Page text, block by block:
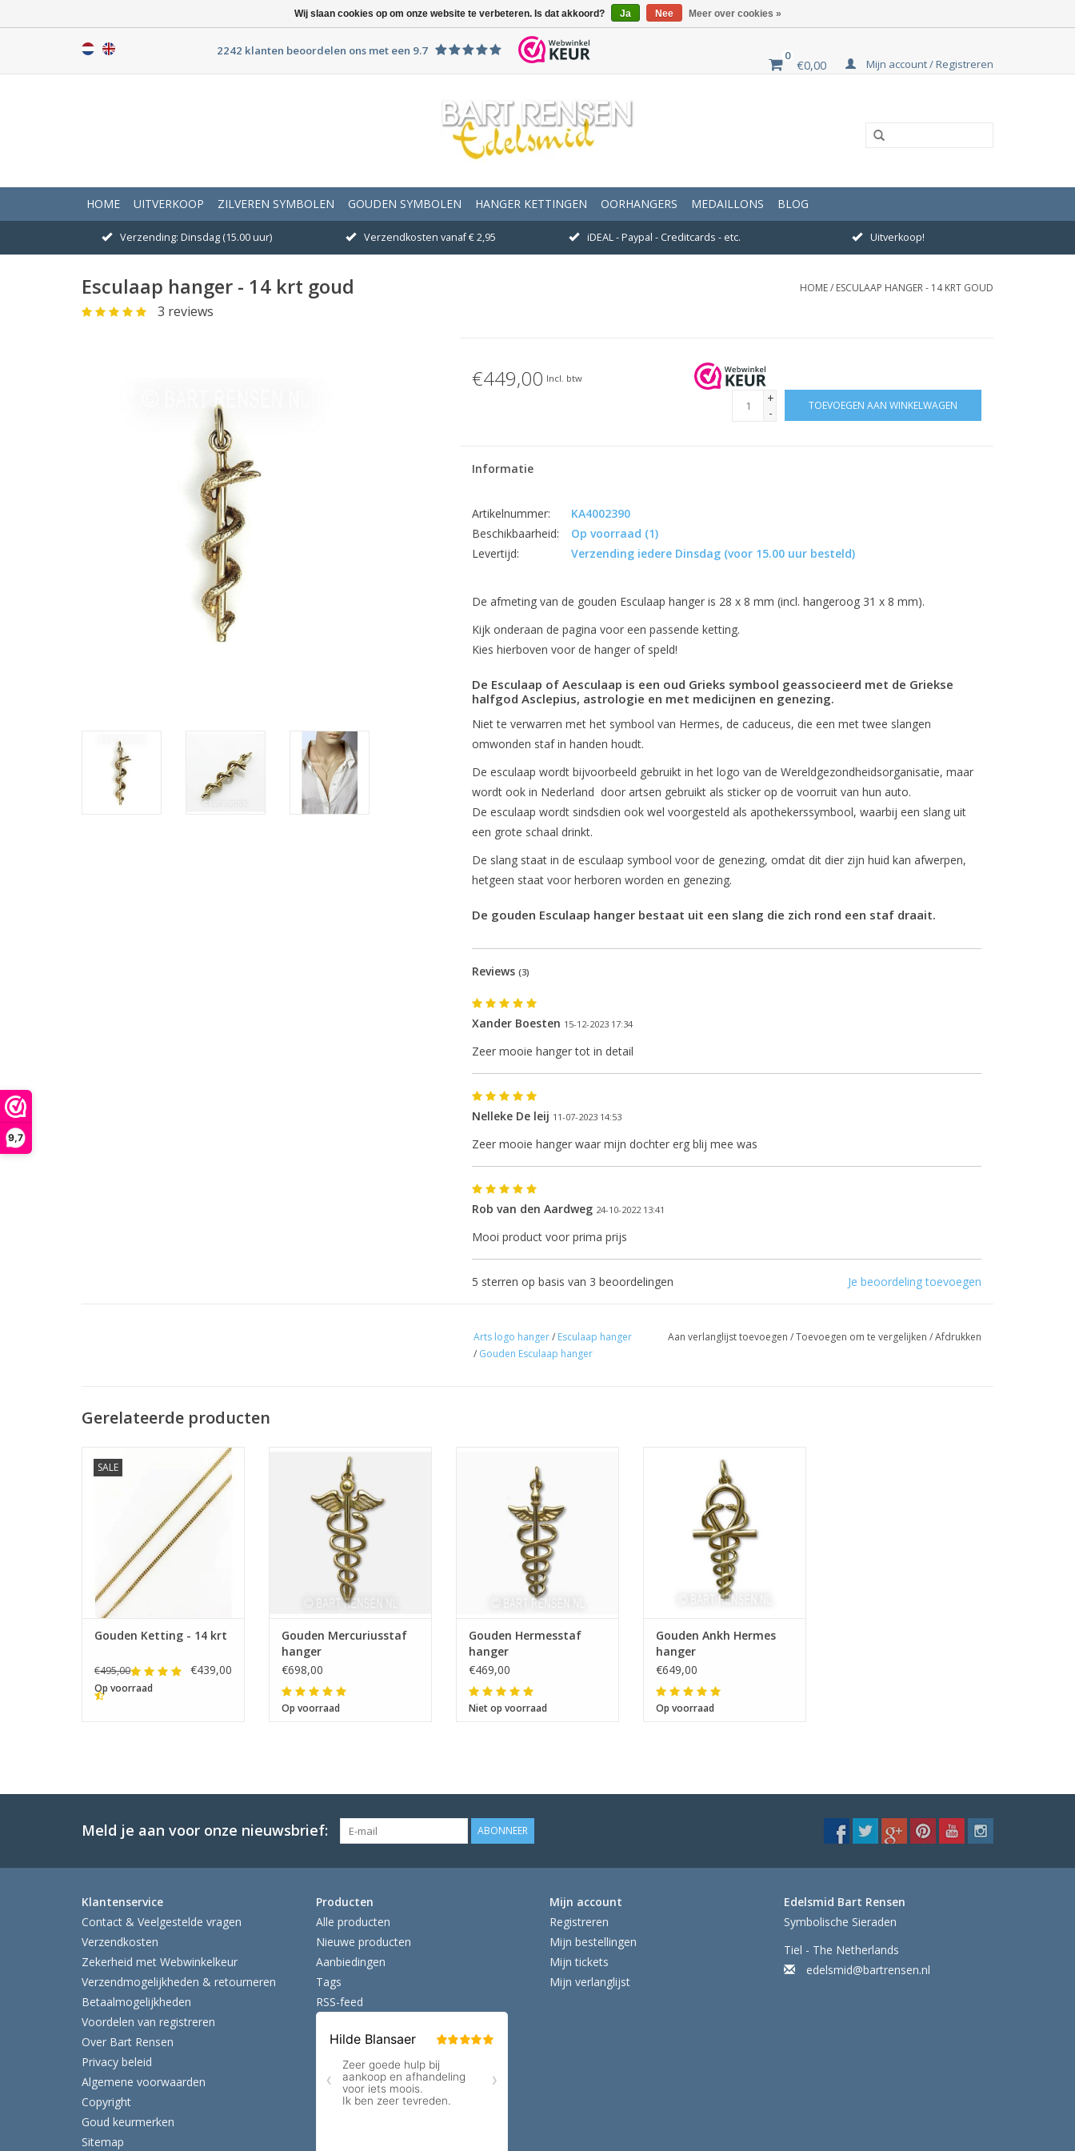
9,7
2242 klanten beoordelen ons met een 9.7 0
€0,00 Mijn account / Registreren
HOME UITVERKOOP ZILVEREN SYMBOLEN GOUDEN SYMBOLEN HANGER KETTINGEN OORHANGERS MEDAILLONS BLOG
Verzending: Dinsdag (15.00 uur) Verzendkosten vanaf € 2,95 iDEAL - Paypal - Creditcards - etc. Uitverkoop!
Esculaap hanger - 14 krt goud
3 reviews
HOME/ ESCULAAP HANGER - 14 KRT GOUD
€449,00 Incl. btw
+
-
TOEVOEGEN AAN WINKELWAGEN
Informatie
Artikelnummer:
KA4002390
Beschikbaarheid:
Op voorraad (1)
Levertijd:
Verzending iedere Dinsdag (voor 15.00 uur besteld)
De afmeting van de gouden Esculaap hanger is 28 x 8 mm (incl. hangeroog 31 x 8 mm).
Kijk onderaan de pagina voor een passende ketting.
Kies hierboven voor de hanger of speld!
De Esculaap of Aesculaap is een oud Grieks symbool geassocieerd met de Griekse
halfgod Asclepius, astrologie en met medicijnen en genezing.
Niet te verwarren met het symbool van Hermes, de caduceus, die een met twee slangen
omwonden staf in handen houdt.
De esculaap wordt bijvoorbeeld gebruikt in het logo van de Wereldgezondheidsorganisatie, maar
wordt ook in Nederland door artsen gebruikt als sticker op de voorruit van hun auto.
De esculaap wordt sindsdien ook wel voorgesteld als apothekerssymbool, waarbij een slang uit
een grote schaal drinkt.
De slang staat in de esculaap symbool voor de genezing, omdat dit dier zijn huid kan afwerpen,
hetgeen staat voor herboren worden en genezing.
De gouden Esculaap hanger bestaat uit een slang die zich rond een staf draait.
Reviews (3)
Xander Boesten 15-12-2023 17:34
Zeer mooie hanger tot in detail
Nelleke De leij 11-07-2023 14:53
Zeer mooie hanger waar mijn dochter erg blij mee was
Rob van den Aardweg 24-10-2022 13:41
Mooi product voor prima prijs
Je beoordeling toevoegen
5 sterren op basis van 3 beoordelingen
Arts logo hanger/ Esculaap hanger
/ Gouden Esculaap hanger
Aan verlanglijst toevoegen /Toevoegen om te vergelijken /Afdrukken
Gerelateerde producten
SALE
Lengtes: 42-45-50-55-60 cm
Gouden Ketting - 14 krt
€495,00 €439,00
Op voorraad
Afmeting 38 x 23 mm
Gouden Mercuriusstaf
hanger
€698,00
Op voorraad
Afmeting 31 x 16 mm
Gouden Hermesstaf
hanger
€469,00
Niet op voorraad
Afmeting 32 x 18 mm
Gouden Ankh Hermes
hanger
€649,00
Op voorraad
Meld je aan voor onze nieuwsbrief: ABONNEER
Klantenservice
Contact & Veelgestelde vragen
Verzendkosten
Zekerheid met Webwinkelkeur
Verzendmogelijkheden & retourneren
Betaalmogelijkheden
Voordelen van registreren
Over Bart Rensen
Privacy beleid
Algemene voorwaarden
Copyright
Goud keurmerken
Sitemap
Producten
Alle producten
Nieuwe producten
Aanbiedingen
Tags
RSS-feed
Mijn account
Registreren
Mijn bestellingen
Mijn tickets
Mijn verlanglijst
Edelsmid Bart Rensen
Symbolische Sieraden
Tiel - The Netherlands
edelsmid@bartrensen.nl
Wij slaan cookies op om onze website te verbeteren. Is dat akkoord? Ja Nee Meer over cookies »
augustus
Ik ben afwezig t/m 10 augustus.
De vermelding: -verzending op iedere dinsdag- vervalt tijdeijk.